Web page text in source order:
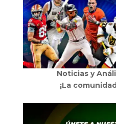
Noticias y
¡La